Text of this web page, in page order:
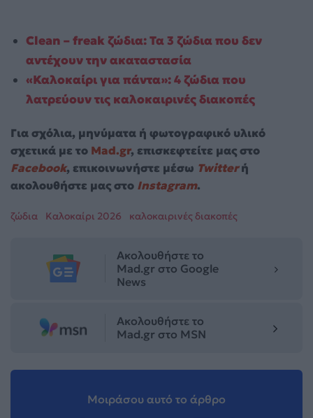
Clean – freak ζώδια: Τα 3 ζώδια που δεν
αντέχουν την ακαταστασία
«Καλοκαίρι για πάντα»: 4 ζώδια που
λατρεύουν τις καλοκαιρινές διακοπές
Για σχόλια, μηνύματα ή φωτογραφικό υλικό
σχετικά με το Mad.gr, επισκεφτείτε μας στο
Facebook, επικοινωνήστε μέσω Twitterή
ακολουθήστε μας στο Instagram.
ζώδια Καλοκαίρι 2026 καλοκαιρινές διακοπές
Ακολουθήστε το
Mad.gr στο Google
News
Ακολουθήστε το
Mad.gr στο MSN
Μοιράσου αυτό το άρθρο